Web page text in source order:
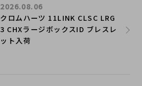
クロムハーツ 11LINK CLSC LRG
3 CHXラージボックスID ブレスレ
ット入荷
2026.08.06